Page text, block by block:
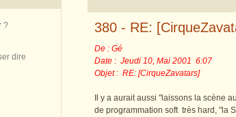
?
dire
380 - RE:
De : Gé
Date : Jeudi 10, Mai 2001 6:07
Objet : RE: [CirqueZavatars]
Il y a aurait aussi "laissons la scène
de programmation soft très hard, "la